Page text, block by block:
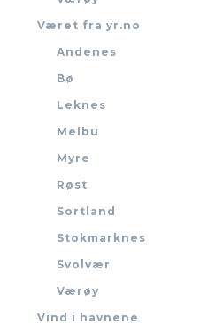
Været fra yr.no
Andenes
Bø
Leknes
Melbu
Myre
Røst
Sortland
Stokmarknes
Svolvær
Værøy
Vind i havnene